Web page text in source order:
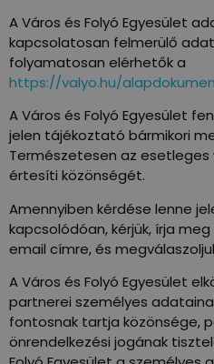
A Város és Folyó Egyesület
kapcsolatosan felmerülő
folyamatosan elérhetők a
https://valyo.hu/
A Város és Folyó Egyesület
jelen tájékoztató bármikori
Természetesen az esetleges
értesíti közönségét.
Amennyiben kérdése lenne
kapcsolódóan, kérjük, írja meg
email címre, és
A Város és Folyó Egyesület
partnerei személyes
fontosnak tartja közönsége,
önrendelkezési jogának